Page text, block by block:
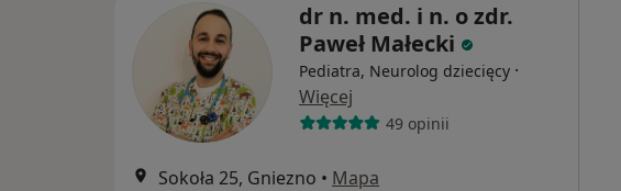
dr n. med. i n. o zdr.
Paweł Małecki
Pediatra, Neurolog dziecięcy ·
Więcej
49 opinii
Sokoła 25, Gniezno • Mapa